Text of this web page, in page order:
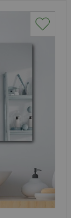
Оплата
Каталог
дзеркал
Шафки
кабіни
Дзеркала
Reflex